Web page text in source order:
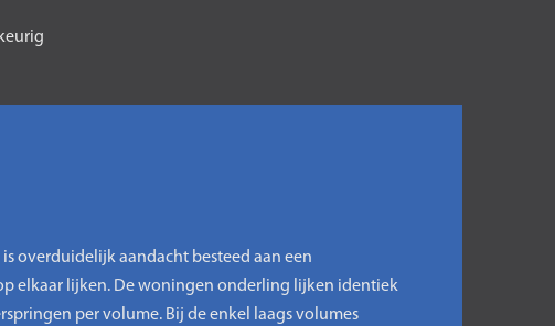
overduidelijk aandacht besteed aan een
elkaar lijken. De woningen onderling lijken identiek
per volume. Bij de enkel laags volumes